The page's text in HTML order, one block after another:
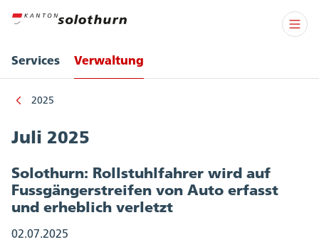
Services Verwaltung
2025
Juli 2025
Solothurn: Rollstuhlfahrer wird auf
Fussgängerstreifen von Auto erfasst
und erheblich verletzt
02.07.2025